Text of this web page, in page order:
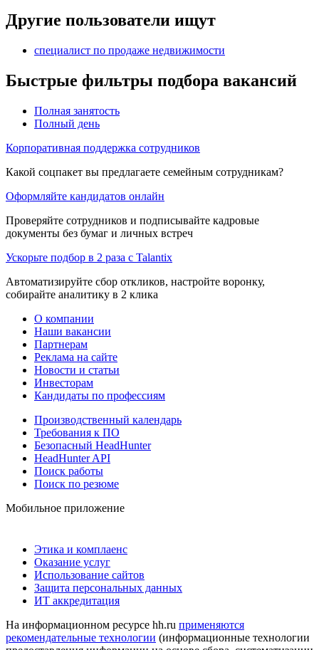
Другие пользователи ищут
специалист по продаже недвижимости
Быстрые фильтры подбора вакансий
Полная занятость
Полный день
Корпоративная поддержка сотрудников
Какой соцпакет вы предлагаете семейным сотрудникам?
Оформляйте кандидатов онлайн
Проверяйте сотрудников и подписывайте кадровые
документы без бумаг и личных встреч
Ускорьте подбор в 2 раза с Talantix
Автоматизируйте сбор откликов, настройте воронку,
собирайте аналитику в 2 клика
О компании
Наши вакансии
Партнерам
Реклама на сайте
Новости и статьи
Инвесторам
Кандидаты по профессиям
Производственный календарь
Требования к ПО
Безопасный HeadHunter
HeadHunter API
Поиск работы
Поиск по резюме
Мобильное приложение
Этика и комплаенс
Оказание услуг
Использование сайтов
Защита персональных данных
ИТ аккредитация
На информационном ресурсе hh.ru применяются
рекомендательные технологии (информационные технологии